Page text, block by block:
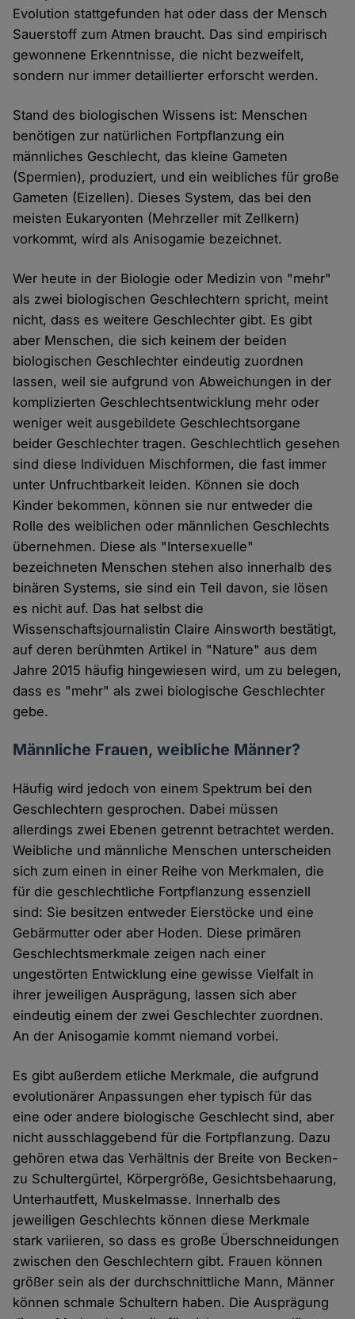
Evolution stattgefunden hat oder dass der Mensch
Sauerstoff zum Atmen braucht. Das sind empirisch
gewonnene Erkenntnisse, die nicht bezweifelt,
sondern nur immer detaillierter erforscht werden.
Stand des biologischen Wissens ist: Menschen
benötigen zur natürlichen Fortpflanzung ein
männliches Geschlecht, das kleine Gameten
(Spermien), produziert, und ein weibliches für große
Gameten (Eizellen). Dieses System, das bei den
meisten Eukaryonten (Mehrzeller mit Zellkern)
vorkommt, wird als Anisogamie bezeichnet.
Wer heute in der Biologie oder Medizin von "mehr"
als zwei biologischen Geschlechtern spricht, meint
nicht, dass es weitere Geschlechter gibt. Es gibt
aber Menschen, die sich keinem der beiden
biologischen Geschlechter eindeutig zuordnen
lassen, weil sie aufgrund von Abweichungen in der
komplizierten Geschlechtsentwicklung mehr oder
weniger weit ausgebildete Geschlechtsorgane
beider Geschlechter tragen. Geschlechtlich gesehen
sind diese Individuen Mischformen, die fast immer
unter Unfruchtbarkeit leiden. Können sie doch
Kinder bekommen, können sie nur entweder die
Rolle des weiblichen oder männlichen Geschlechts
übernehmen. Diese als "Intersexuelle"
bezeichneten Menschen stehen also innerhalb des
binären Systems, sie sind ein Teil davon, sie lösen
es nicht auf. Das hat selbst die
Wissenschaftsjournalistin Claire Ainsworth bestätigt,
auf deren berühmten Artikel in "Nature" aus dem
Jahre 2015 häufig hingewiesen wird, um zu belegen,
dass es "mehr" als zwei biologische Geschlechter
gebe.
Männliche Frauen, weibliche Männer?
Häufig wird jedoch von einem Spektrum bei den
Geschlechtern gesprochen. Dabei müssen
allerdings zwei Ebenen getrennt betrachtet werden.
Weibliche und männliche Menschen unterscheiden
sich zum einen in einer Reihe von Merkmalen, die
für die geschlechtliche Fortpflanzung essenziell
sind: Sie besitzen entweder Eierstöcke und eine
Gebärmutter oder aber Hoden. Diese primären
Geschlechtsmerkmale zeigen nach einer
ungestörten Entwicklung eine gewisse Vielfalt in
ihrer jeweiligen Ausprägung, lassen sich aber
eindeutig einem der zwei Geschlechter zuordnen.
An der Anisogamie kommt niemand vorbei.
Es gibt außerdem etliche Merkmale, die aufgrund
evolutionärer Anpassungen eher typisch für das
eine oder andere biologische Geschlecht sind, aber
nicht ausschlaggebend für die Fortpflanzung. Dazu
gehören etwa das Verhältnis der Breite von Becken-
zu Schultergürtel, Körpergröße, Gesichtsbehaarung,
Unterhautfett, Muskelmasse. Innerhalb des
jeweiligen Geschlechts können diese Merkmale
stark variieren, so dass es große Überschneidungen
zwischen den Geschlechtern gibt. Frauen können
größer sein als der durchschnittliche Mann, Männer
können schmale Schultern haben. Die Ausprägung